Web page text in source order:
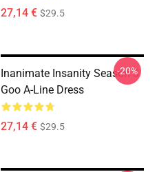
27,14 € $29.5
Inanimate Insanity Season 3
Goo A-Line Dress
27,14 € $29.5
-20%